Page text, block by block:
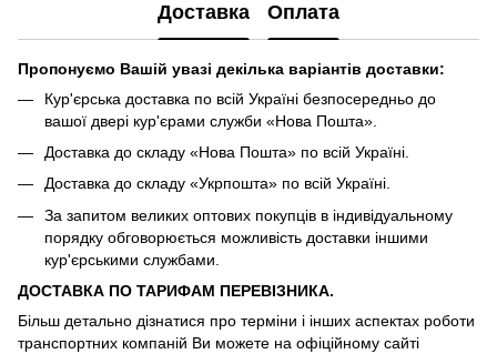
Доставка Оплата
Пропонуємо Вашій увазі декілька варіантів доставки:
Кур'єрська доставка по всій Україні безпосередньо до
вашої двері кур'єрами служби «Нова Пошта».
Доставка до складу «Нова Пошта» по всій Україні.
Доставка до складу «Укрпошта» по всій Україні.
За запитом великих оптових покупців в індивідуальному
порядку обговорюється можливість доставки іншими
кур'єрськими службами.
ДОСТАВКА ПО ТАРИФАМ ПЕРЕВІЗНИКА.
Більш детально дізнатися про терміни і інших аспектах роботи
транспортних компаній Ви можете на офіційному сайті